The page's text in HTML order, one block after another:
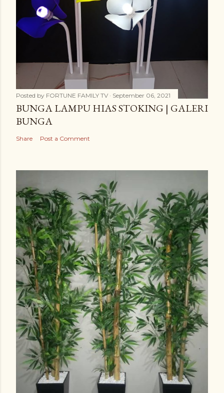
Posted by FORTUNE FAMILY TV September 06, 2021
BUNGA LAMPU HIAS STOKING | GALERI
BUNGA
Share Post a Comment